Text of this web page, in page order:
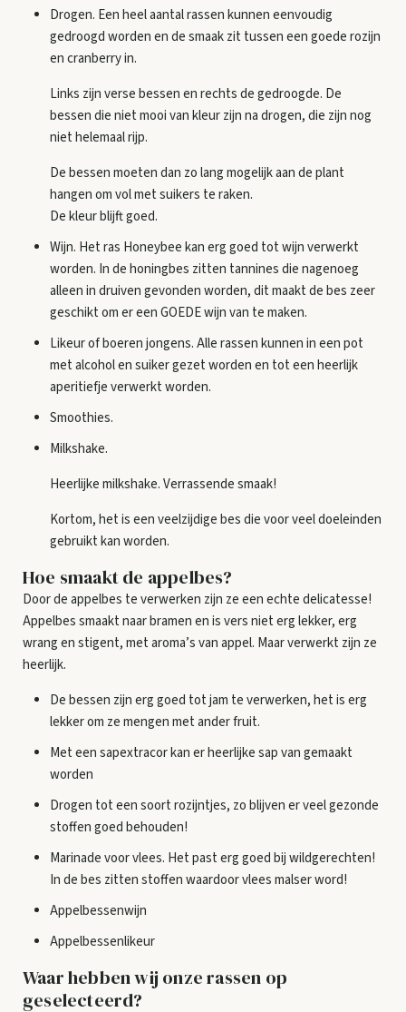
Drogen. Een heel aantal rassen kunnen eenvoudig
gedroogd worden en de smaak zit tussen een goede rozijn
en cranberry in.
Links zijn verse bessen en rechts de gedroogde. De
bessen die niet mooi van kleur zijn na drogen, die zijn nog
niet helemaal rijp.
De bessen moeten dan zo lang mogelijk aan de plant
hangen om vol met suikers te raken.
De kleur blijft goed.
Wijn. Het ras Honeybee kan erg goed tot wijn verwerkt
worden. In de honingbes zitten tannines die nagenoeg
alleen in druiven gevonden worden, dit maakt de bes zeer
geschikt om er een GOEDE wijn van te maken.
Likeur of boeren jongens. Alle rassen kunnen in een pot
met alcohol en suiker gezet worden en tot een heerlijk
aperitiefje verwerkt worden.
Smoothies.
Milkshake.
Heerlijke milkshake. Verrassende smaak!
Kortom, het is een veelzijdige bes die voor veel doeleinden
gebruikt kan worden.
Hoe smaakt de appelbes?
Door de appelbes te verwerken zijn ze een echte delicatesse!
Appelbes smaakt naar bramen en is vers niet erg lekker, erg
wrang en stigent, met aroma’s van appel. Maar verwerkt zijn ze
heerlijk.
De bessen zijn erg goed tot jam te verwerken, het is erg
lekker om ze mengen met ander fruit.
Met een sapextracor kan er heerlijke sap van gemaakt
worden
Drogen tot een soort rozijntjes, zo blijven er veel gezonde
stoffen goed behouden!
Marinade voor vlees. Het past erg goed bij wildgerechten!
In de bes zitten stoffen waardoor vlees malser word!
Appelbessenwijn
Appelbessenlikeur
Waar hebben wij onze rassen op
geselecteerd?